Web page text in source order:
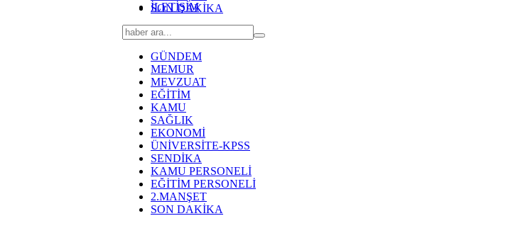
İLETİŞİM
SON DAKİKA
GÜNDEM
MEMUR
MEVZUAT
EĞİTİM
KAMU
SAĞLIK
EKONOMİ
ÜNİVERSİTE-KPSS
SENDİKA
KAMU PERSONELİ
EĞİTİM PERSONELİ
2.MANŞET
SON DAKİKA